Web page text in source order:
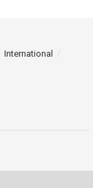
International